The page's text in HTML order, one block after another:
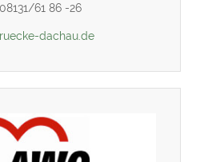
61 86 -26
dachau.de